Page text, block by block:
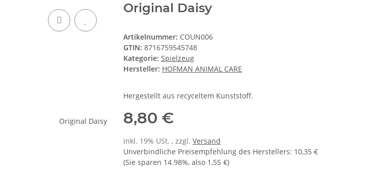
Original Daisy
Artikelnummer: COUN006
GTIN: 8716759545748
Kategorie: Spielzeug
Hersteller: HOFMAN ANIMAL CARE
Hergestellt aus recyceltem Kunststoff.
8,80 €
inkl. 19% USt. , zzgl. Versand
Unverbindliche Preisempfehlung des Herstellers: 10,35 €
(Sie sparen 14.98%, also 1,55 €)